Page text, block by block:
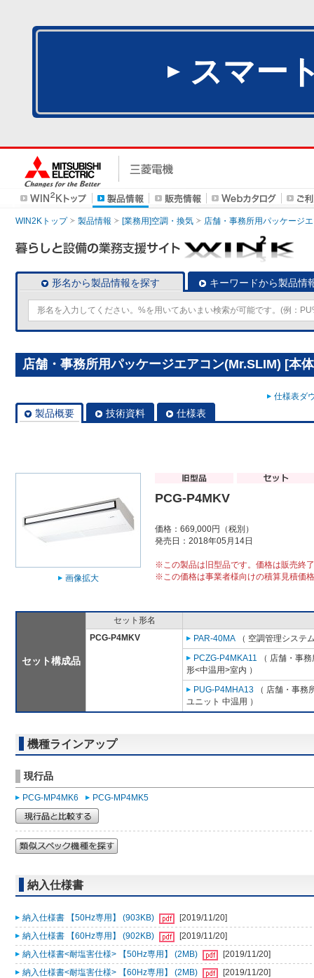
スマー
WIN2Kトップ 製品情報 [業務用]空調・換気 店舗・事務所用パッケージ
形名から製品情報を探す キーワードから製品情
店舗・事務所用パッケージエアコン(Mr.SLIM) [本
仕様表ダ
製品概要 技術資料 仕様表
画像拡大
PCG-P4MKV
価格：669,000円（税別）
発売日：2018年05月14日
※この製品は旧型品です。価格は販売終
※この価格は事業者様向けの積算見積価
セット構成品
セット形名
PCG-P4MKV
PAR-40MA （ 空調管理システ
PCZG-P4MKA11 （ 店舗・事
形<中温用>室内 ）
PUG-P4MHA13 （ 店舗・事務
ユニット 中温用 ）
機種ラインアップ
現行品
PCG-MP4MK6 PCG-MP4MK5
納入仕様書
納入仕様書 【50Hz専用】 (903KB)
[2019/11/20]
納入仕様書 【60Hz専用】 (902KB)
[2019/11/20]
納入仕様書<耐塩害仕様> 【50Hz専用】 (2MB)
[2019/11/20]
納入仕様書<耐塩害仕様> 【60Hz専用】 (2MB)
[2019/11/20]